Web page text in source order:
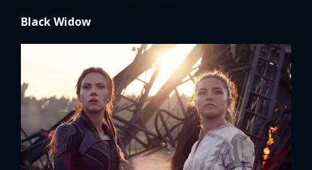
Black Widow